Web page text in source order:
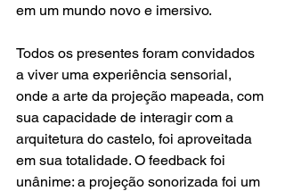
em um mundo novo e imersivo.
Todos os presentes foram convidados
a viver uma experiência sensorial,
onde a arte da projeção mapeada, com
sua capacidade de interagir com a
arquitetura do castelo, foi aproveitada
em sua totalidade. O feedback foi
unânime: a projeção sonorizada foi um